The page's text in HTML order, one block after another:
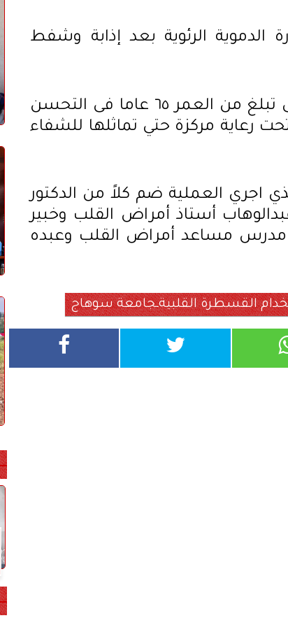
الدموية الرئوية بعد إذابة وشفط
وبدأت العلامات الحيوية للمريضة التى تبلغ من العمر ٦٥ عاما فى التحسن
رعاية مركزة حتي تماثلها للشفاء
اجري العملية ضم كلاً من الدكتور
أستاذ أمراض القلب وخبير
مساعد أمراض القلب وعبده
القسطرة القلبيةـجامعة سوهاج